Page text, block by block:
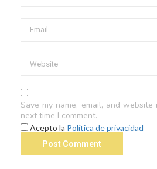
Save my name, email, and
next time I comment.
Acepto la Política de privacidad